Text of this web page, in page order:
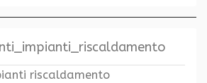
riscaldamento